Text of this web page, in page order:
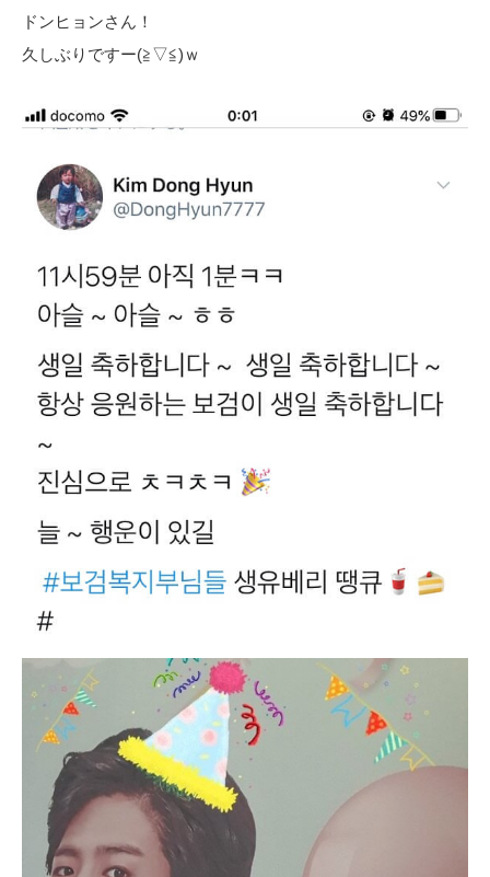
ドンヒョンさん！
久しぶりですー(≧▽≦)ｗ